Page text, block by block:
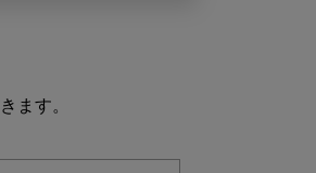
ます。